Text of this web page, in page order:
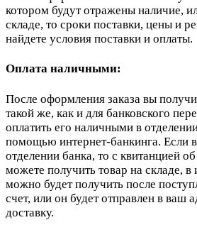
котором будут отражены наличие,
складе, то сроки поставки, цены и
найдете условия поставки и оплаты.
Оплата наличными:
После оформления заказа вы
такой же, как и для банковского
оплатить его наличными в
помощью интернет-банкинга. Если
отделении банка, то с квитанцией
можете получить товар на складе, в
можно будет получить после
счет, или он будет отправлен в ваш
доставку.